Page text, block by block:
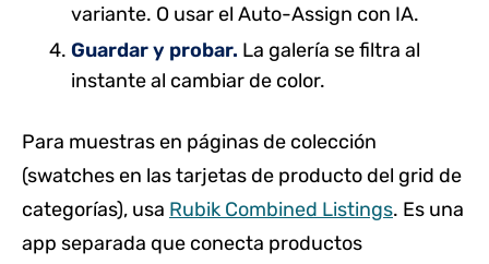
variante. O usar el Auto-Assign con IA.
Guardar y probar. La galería se filtra al
instante al cambiar de color.
Para muestras en páginas de colección
(swatches en las tarjetas de producto del grid de
categorías), usa Rubik Combined Listings. Es una
app separada que conecta productos